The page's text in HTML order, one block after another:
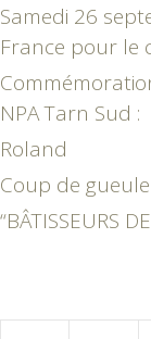
Samedi 26
France pour le
NPA Tarn Sud :
Roland
Coup de
“BÂTISSEURS